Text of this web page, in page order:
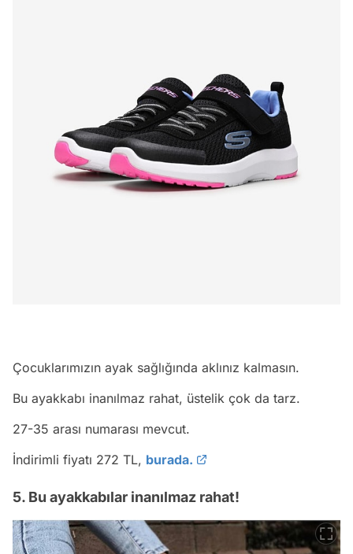
Çocuklarımızın ayak sağlığında aklınız kalmasın.
Bu ayakkabı inanılmaz rahat, üstelik çok da tarz.
27-35 arası numarası mevcut.
İndirimli fiyatı 272 TL, burada.
5. Bu ayakkabılar inanılmaz rahat!